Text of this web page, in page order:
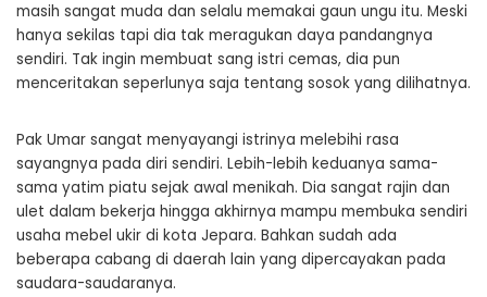
masih sangat muda dan selalu memakai gaun ungu itu. Meski
hanya sekilas tapi dia tak meragukan daya pandangnya
sendiri. Tak ingin membuat sang istri cemas, dia pun
menceritakan seperlunya saja tentang sosok yang dilihatnya.
Pak Umar sangat menyayangi istrinya melebihi rasa
sayangnya pada diri sendiri. Lebih-lebih keduanya sama-
sama yatim piatu sejak awal menikah. Dia sangat rajin dan
ulet dalam bekerja hingga akhirnya mampu membuka sendiri
usaha mebel ukir di kota Jepara. Bahkan sudah ada
beberapa cabang di daerah lain yang dipercayakan pada
saudara-saudaranya.